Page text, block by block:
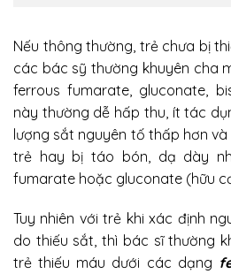
Nếu thông thường, trẻ chưa bị
các bác sỹ thường khuyên cha
ferrous fumarate, gluconate,
này thường dễ hấp thu, ít tác
lượng sắt nguyên tố thấp hơn
trẻ hay bị táo bón, dạ dày
fumarate hoặc gluconate (hữu
Tuy nhiên với trẻ khi xác định
do thiếu sắt, thì bác sĩ thường
trẻ thiếu máu dưới các dạng